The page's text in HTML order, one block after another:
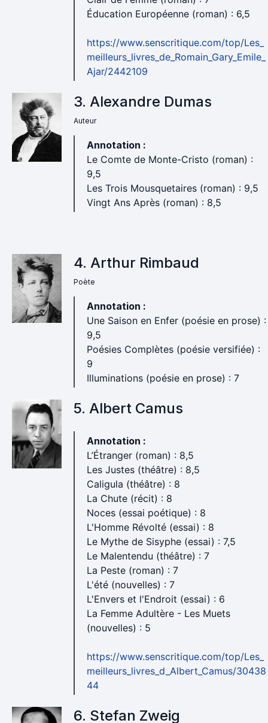
Éducation Européenne (roman) : 6,5
https://www.senscritique.com/top/Les_
meilleurs_livres_de_Romain_Gary_Emile_
Ajar/2442109
3. Alexandre Dumas
Auteur
Annotation :
Le Comte de Monte-Cristo (roman) :
9,5
Les Trois Mousquetaires (roman) : 9,5
Vingt Ans Après (roman) : 8,5
4. Arthur Rimbaud
Poète
Annotation :
Une Saison en Enfer (poésie en prose) :
9,5
Poésies Complètes (poésie versifiée) :
9
Illuminations (poésie en prose) : 7
5. Albert Camus
Annotation :
L’Étranger (roman) : 8,5
Les Justes (théâtre) : 8,5
Caligula (théâtre) : 8
La Chute (récit) : 8
Noces (essai poétique) : 8
L'Homme Révolté (essai) : 8
Le Mythe de Sisyphe (essai) : 7,5
Le Malentendu (théâtre) : 7
La Peste (roman) : 7
L'été (nouvelles) : 7
L'Envers et l'Endroit (essai) : 6
La Femme Adultère - Les Muets
(nouvelles) : 5
https://www.senscritique.com/top/Les_
meilleurs_livres_d_Albert_Camus/30438
44
6. Stefan Zweig